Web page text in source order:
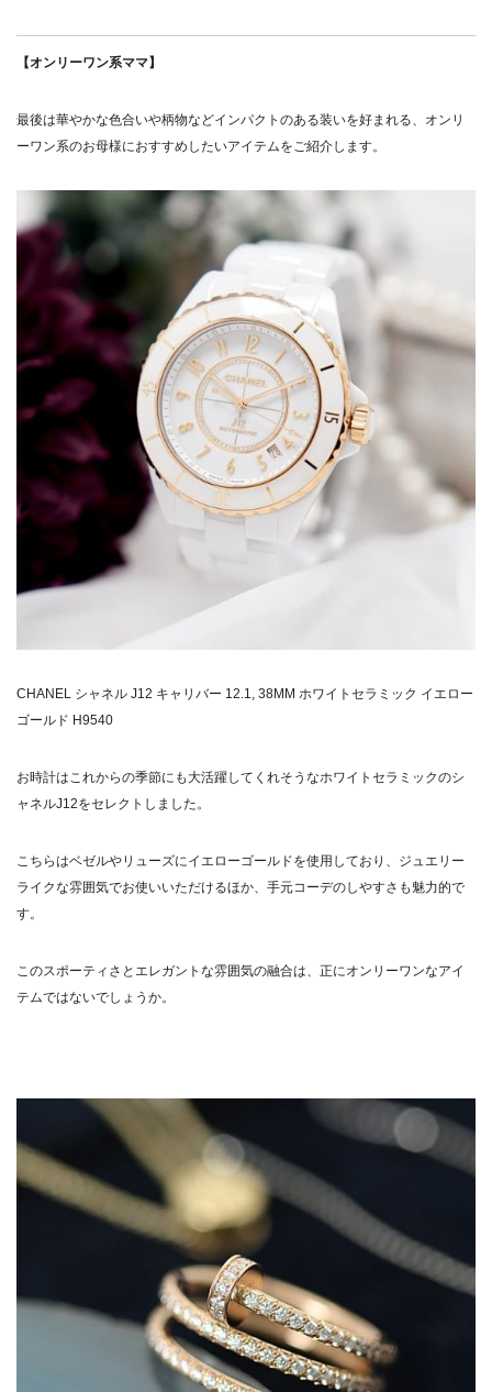
【オンリーワン系ママ】
最後は華やかな色合いや柄物などインパクトのある装いを好まれる、オンリ
ーワン系のお母様におすすめしたいアイテムをご紹介します。
C HANEL シャネル J12 キャリバー 12.1, 38MM ホワイトセラミック イエロー
ゴールド H9540
お時計はこれからの季節にも大活躍してくれそうなホワイトセラミックのシ
ャネルJ12をセレクトしました。
こちらはベゼルやリューズにイエローゴールドを使用しており、ジュエリー
ライクな雰囲気でお使いいただけるほか、手元コーデのしやすさも魅力的で
す。
このスポーティさとエレガントな雰囲気の融合は、正にオンリーワンなアイ
テムではないでしょうか。